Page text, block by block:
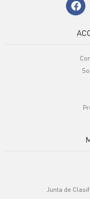
Junta de